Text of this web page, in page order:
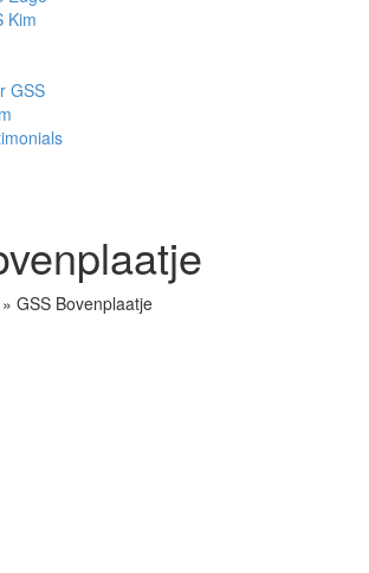
Kim
GSS
» GSS Bovenplaatje